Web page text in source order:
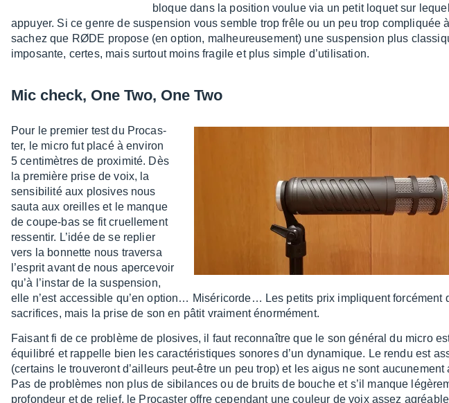
bloque dans la posi­tion voulue via un petit loquet sur
appuyer. Si ce genre de suspen­sion vous semble trop frêle ou un peu trop compliquée
sachez que RØDE propose (en option, malheu­reu­se­ment) une suspen­sion plus
impo­sante, certes, mais surtout moins fragile et plus simple d’uti­li­sa­tion.
Mic check, One Two, One Two
Pour le premier test du Procas­
ter, le micro fut placé à envi­ron
5 centi­mètres de proxi­mité. Dès
la première prise de voix, la
sensi­bi­lité aux plosives nous
sauta aux oreilles et le manque
de coupe-bas se fit cruel­le­ment
ressen­tir. L’idée de se replier
vers la bonnette nous traversa
l’es­prit avant de nous aper­ce­voir
qu’à l’ins­tar de la suspen­sion,
elle n’est acces­sible qu’en option… Misé­ri­cor­de… Les petits prix impliquent forcé­ment
sacri­fices, mais la prise de son en pâtit vrai­ment énor­mé­ment.
Faisant fi de ce problème de plosives, il faut recon­naître que le son géné­ral du micro
équi­li­bré et rappelle bien les carac­té­ris­tiques sonores d’un dyna­mique. Le rendu est
(certains le trou­ve­ront d’ailleurs peut-être un peu trop) et les aigus ne sont aucu­ne­ment
Pas de problèmes non plus de sibi­lances ou de bruits de bouche et s’il manque
profon­deur et de relief, le Procas­ter offre cepen­dant une couleur de voix assez